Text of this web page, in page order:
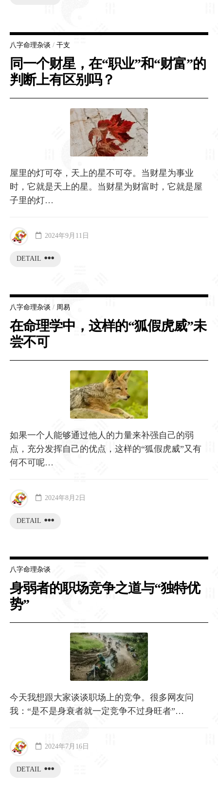
八字命理杂谈 / 干支
同一个财星，在“职业”和“财富”的
判断上有区别吗？
屋里的灯可夺，天上的星不可夺。当财星为事业
时，它就是天上的星。当财星为财富时，它就是屋
子里的灯…
DETAIL
2024年9月11日
八字命理杂谈 / 周易
在命理学中，这样的“狐假虎威”未
尝不可
如果一个人能够通过他人的力量来补强自己的弱
点，充分发挥自己的优点，这样的“狐假虎威”又有
何不可呢…
DETAIL
2024年8月2日
八字命理杂谈
身弱者的职场竞争之道与“独特优
势”
今天我想跟大家谈谈职场上的竞争。很多网友问
我：“是不是身衰者就一定竞争不过身旺者”…
DETAIL
2024年7月16日